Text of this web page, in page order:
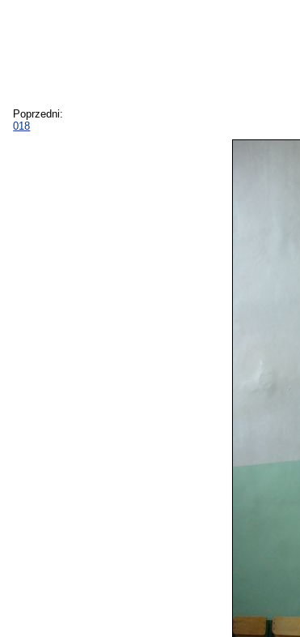
Poprzedni:
018